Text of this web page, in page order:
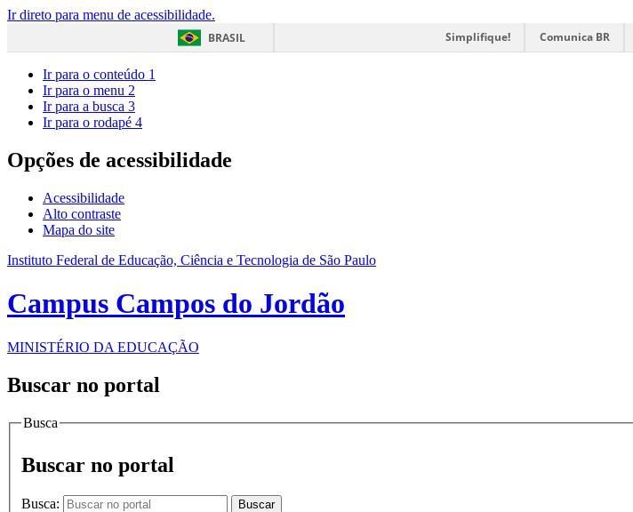
Ir direto para menu de acessibilidade.
BRASIL
Simplifique! Comunica BR
Ir para o conteúdo 1
Ir para o menu 2
Ir para a busca 3
Ir para o rodapé 4
Opções de acessibilidade
Acessibilidade
Alto contraste
Mapa do site
Instituto Federal de Educação, Ciência e Tecnologia de São Paulo
Campus Campos do Jordão
MINISTÉRIO DA EDUCAÇÃO
Buscar no portal
Busca
Buscar no portal
Busca: Buscar